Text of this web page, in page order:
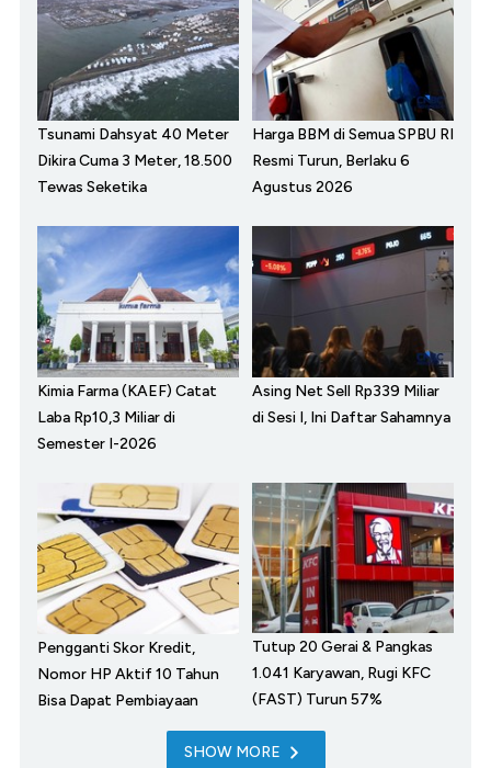
Tsunami Dahsyat 40 Meter
Dikira Cuma 3 Meter, 18.500
Tewas Seketika
Harga BBM di Semua SPBU RI
Resmi Turun, Berlaku 6
Agustus 2026
Kimia Farma (KAEF) Catat
Laba Rp10,3 Miliar di
Semester I-2026
Asing Net Sell Rp339 Miliar
di Sesi I, Ini Daftar Sahamnya
Pengganti Skor Kredit,
Nomor HP Aktif 10 Tahun
Bisa Dapat Pembiayaan
Tutup 20 Gerai & Pangkas
1.041 Karyawan, Rugi KFC
(FAST) Turun 57%
SHOW MORE